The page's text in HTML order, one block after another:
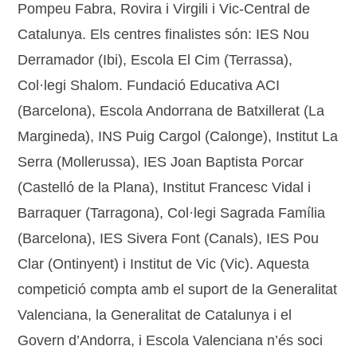
Pompeu Fabra, Rovira i Virgili i Vic-Central de
Catalunya. Els centres finalistes són: IES Nou
Derramador (Ibi), Escola El Cim (Terrassa),
Col·legi Shalom. Fundació Educativa ACI
(Barcelona), Escola Andorrana de Batxillerat (La
Margineda), INS Puig Cargol (Calonge), Institut La
Serra (Mollerussa), IES Joan Baptista Porcar
(Castelló de la Plana), Institut Francesc Vidal i
Barraquer (Tarragona), Col·legi Sagrada Família
(Barcelona), IES Sivera Font (Canals), IES Pou
Clar (Ontinyent) i Institut de Vic (Vic). Aquesta
competició compta amb el suport de la Generalitat
Valenciana, la Generalitat de Catalunya i el
Govern d’Andorra, i Escola Valenciana n’és soci